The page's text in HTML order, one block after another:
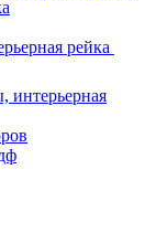
рейка
интерьерная